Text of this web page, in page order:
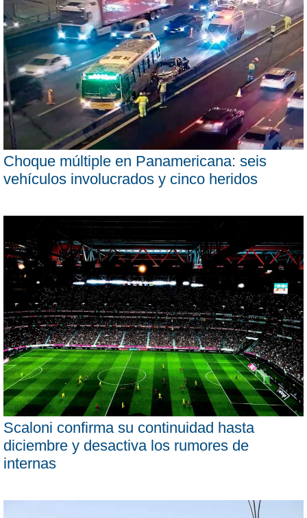
Choque múltiple en Panamericana: seis
vehículos involucrados y cinco heridos
Scaloni confirma su continuidad hasta
diciembre y desactiva los rumores de
internas